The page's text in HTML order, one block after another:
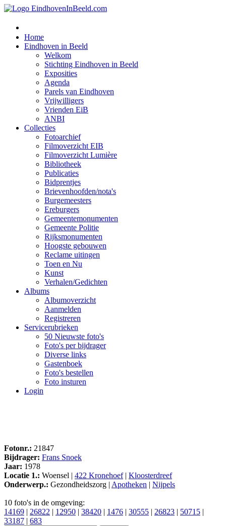
Home
Eindhoven in Beeld
Welkom
Stichting Eindhoven in Beeld
Exposities
Agenda
Parels van Eindhoven
Vrijwilligers
Vrienden EiB
ANBI
Collecties
Fotoarchief
Filmoverzicht EIB
Filmoverzicht Lumière
Bibliotheek
Publicaties
Bidprentjes
Brievenhoofden/nota's
Burgemeesters
Ereburgers
Gemeentemonumenten
Gemeente Politie
Rijksmonumenten
Hoogste gebouwen
Reclame uitingen
Toen en Nu
Kunst
Verhalen/Gedichten
Albums
Albumoverzicht
Aanmelden
Registreren
Servicerubrieken
50 Nieuwste foto's
Foto's per bijdrager
Diverse links
Gastenboek
Foto's bestellen
Foto insturen
Login
Fotonr.: 21847
Bijdrager: Frans Snoek
Jaar: 1978
Locatie 1.: Woensel | 422 Kronehoef| Kloosterdreef
Onderwerp.: Gezondheidszorg | Apotheken | Nijpels
10 foto's in de omgeving:
14169 | 26822 | 12950 | 38420 | 1476 | 30555 | 26823 | 50715 |
33187 | 683